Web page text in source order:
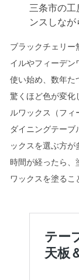
三条市の
ンスしなが
ブラックチェリ
イルやフィーデ
使い始め、数年た
驚くほど色が変化
ルワックス（フィ
ダイニングテー
ックスを選ぶ方が
時間が経ったら、
ワックスを塗るこ